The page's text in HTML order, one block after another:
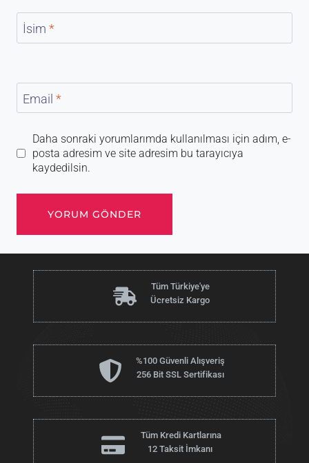
İsim *
Email *
Daha sonraki yorumlarımda kullanılması için adım, e-
posta adresim ve site adresim bu tarayıcıya
kaydedilsin.
Tüm Türkiye'ye
Ücretsiz Kargo
%100 Güvenli Alışveriş
256 Bit SSL Sertifikası
Tüm Kredi Kartlarına
12 Taksit İmkanı